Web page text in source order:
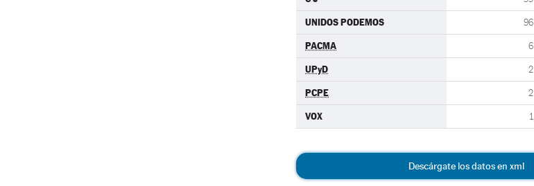
UNIDOS PODEMOS 96
PACMA 6
UPyD 2
PCPE 2
VOX 1
Descárgate los datos en xml